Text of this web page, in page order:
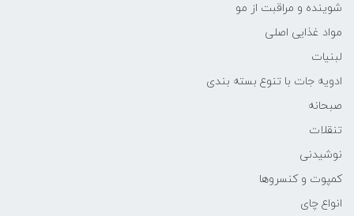
شوینده و مراقبت از مو
مواد غذایی اصلی
لبنیات
ادویه جات با تنوع بسته بندی
صبحانه
تنقلات
نوشیدنی
کمپوت و کنسروها
انواع چای